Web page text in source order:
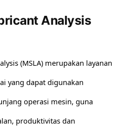
Analysis
(MSLA) merupakan layanan
yang dapat digunakan
operasi mesin, guna
produktivitas dan